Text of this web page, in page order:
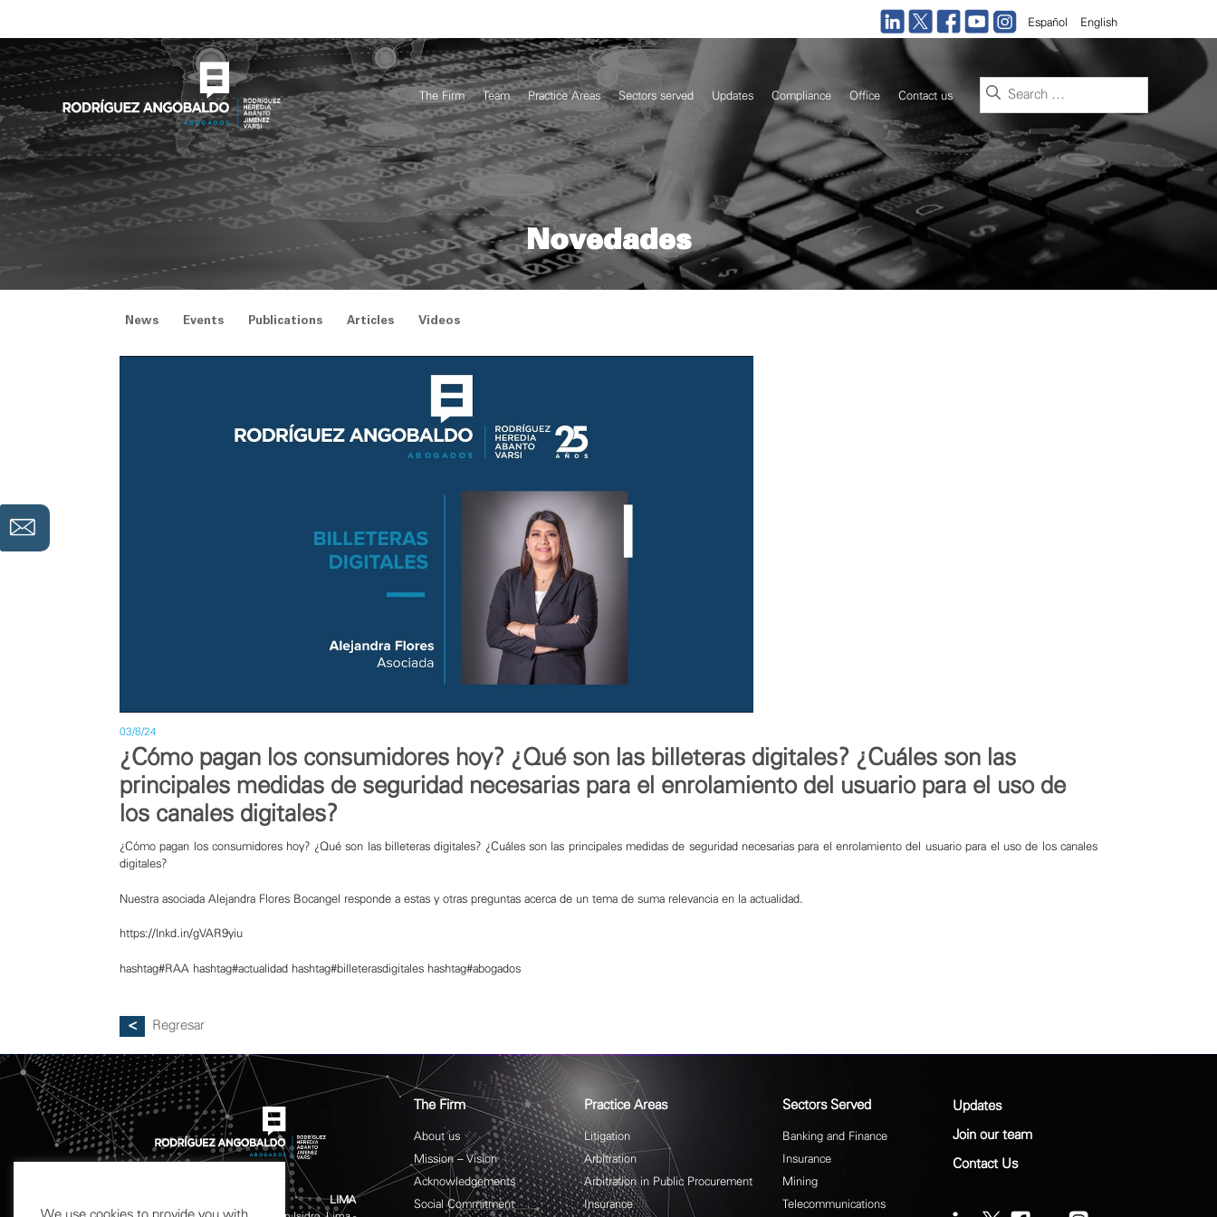
content
Español English
The Firm Team Practice Areas Sectors served Updates Compliance Office Contact us
Search
for:
Novedades
News Events Publications Articles Videos
03/8/24
¿Cómo pagan los consumidores hoy? ¿Qué son las billeteras digitales? ¿Cuáles son las
principales medidas de seguridad necesarias para el enrolamiento del usuario para el uso de
los canales digitales?
¿Cómo pagan los consumidores hoy? ¿Qué son las billeteras digitales? ¿Cuáles son las principales medidas de seguridad necesarias para el enrolamiento del usuario para el uso de los canales
digitales?
Nuestra asociada Alejandra Flores Bocangel responde a estas y otras preguntas acerca de un tema de suma relevancia en la actualidad.
https://lnkd.in/gVAR9yiu
hashtag#RAA hashtag#actualidad hashtag#billeterasdigitales hashtag#abogados
Regresar
LIMA
The Firm
About us
Mission – Vision
Acknowledgements
Social Commitment
Practice Areas
Litigation
Arbitration
Arbitration in Public Procurement
Insurance
Sectors Served
Banking and Finance
Insurance
Mining
Telecommunications
Updates
Join our team
Contact Us